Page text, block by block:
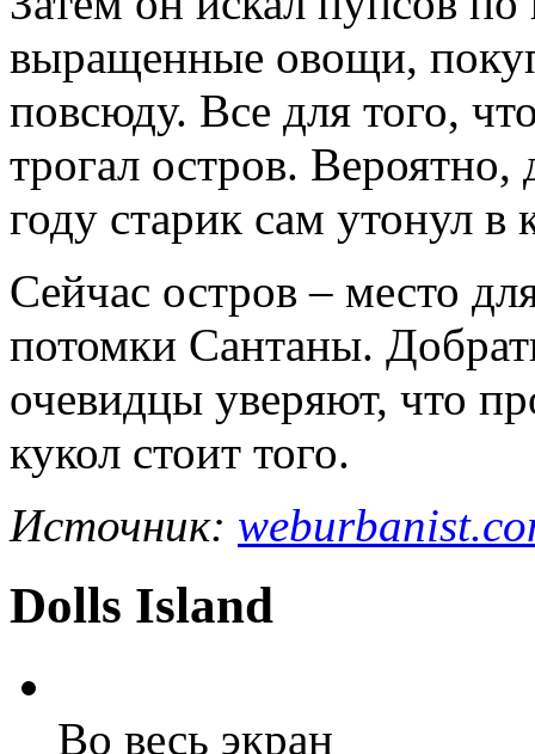
выращенные овощи,
повсюду. Все для того,
трогал остров.
году старик сам утонул в
Сейчас остров – место
потомки Сантаны.
очевидцы уверяют, что
кукол стоит того.
Источник:
Dolls Island
Во весь экран